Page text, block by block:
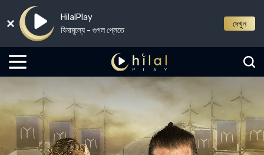
HilalPlay
বিনামূল্যে - গুগল প্লেতে
দেখুন